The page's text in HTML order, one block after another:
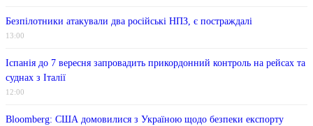
Безпілотники атакували два російські НПЗ, є постраждалі
13:00
Іспанія до 7 вересня запровадить прикордонний контроль на рейсах та
суднах з Італії
12:00
Bloomberg: США домовилися з Україною щодо безпеки експорту